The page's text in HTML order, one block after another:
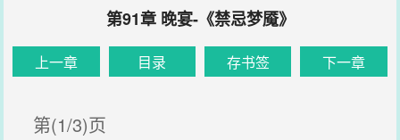
第91章 晚宴-《禁忌梦魇》
上一章 目录 存书签 下一章
第(1/3)页